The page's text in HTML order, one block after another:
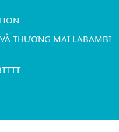
VÀ THƯƠNG MẠI LABAMBI